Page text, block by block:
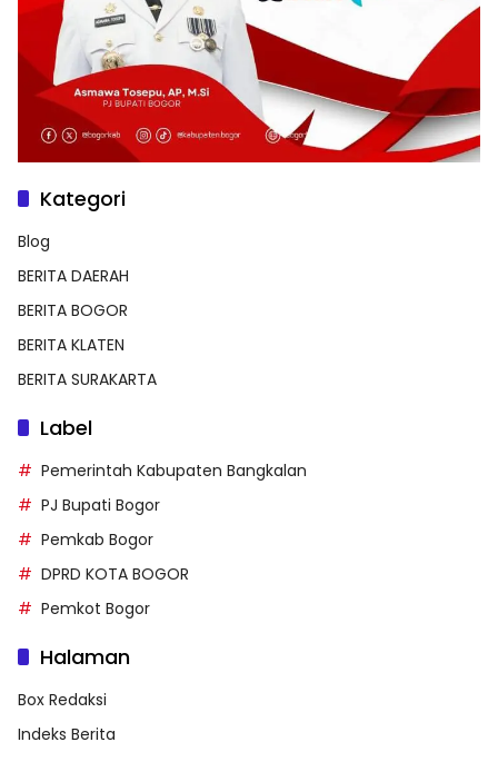
Kategori
Blog
BERITA DAERAH
BERITA BOGOR
BERITA KLATEN
BERITA SURAKARTA
Label
Pemerintah Kabupaten Bangkalan
PJ Bupati Bogor
Pemkab Bogor
DPRD KOTA BOGOR
Pemkot Bogor
Halaman
Box Redaksi
Indeks Berita